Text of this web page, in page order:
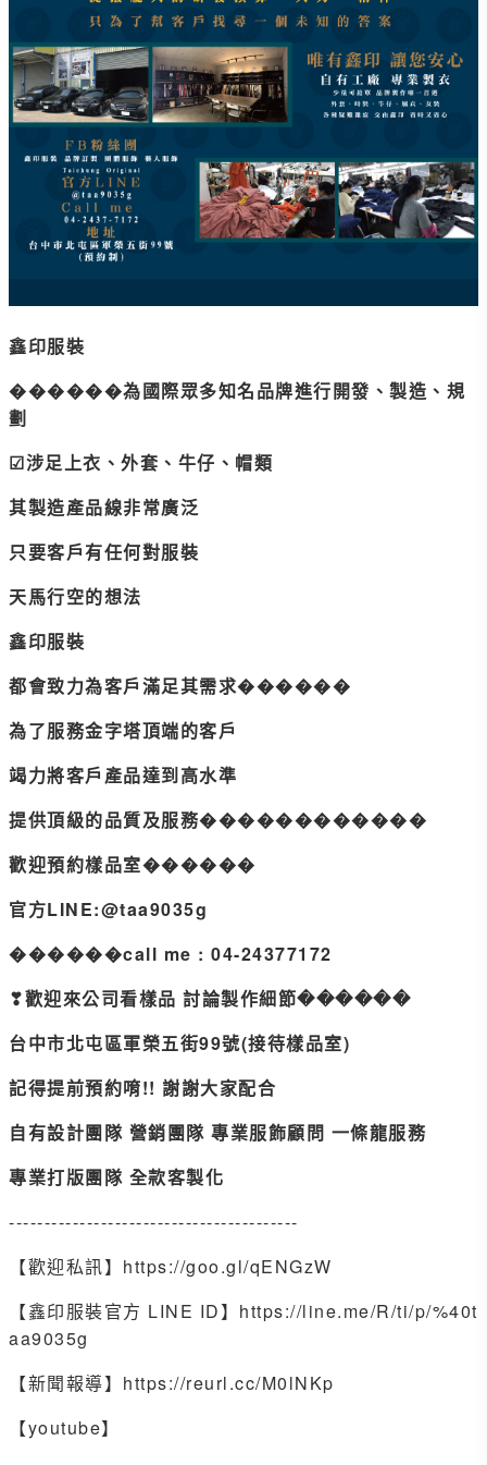
鑫印服裝
������為國際眾多知名品牌進行開發、製造、規
劃
☑涉足上衣、外套、牛仔、帽類
其製造產品線非常廣泛
只要客戶有任何對服裝
天馬行空的想法
鑫印服裝
都會致力為客戶滿足其需求������
為了服務金字塔頂端的客戶
竭力將客戶產品達到高水準
提供頂級的品質及服務������������
歡迎預約樣品室������
官方LINE:@taa9035g
������call me : 04-24377172
❣歡迎來公司看樣品 討論製作細節������
台中市北屯區軍榮五街99號(接待樣品室)
記得提前預約唷!! 謝謝大家配合
自有設計團隊 營銷團隊 專業服飾顧問 一條龍服務
專業打版團隊 全款客製化
-----------------------------------------
【歡迎私訊】https://goo.gl/qENGzW
【鑫印服裝官方 LINE ID】https://line.me/R/ti/p/%40t
aa9035g
【新聞報導】https://reurl.cc/M0lNKp
【youtube】